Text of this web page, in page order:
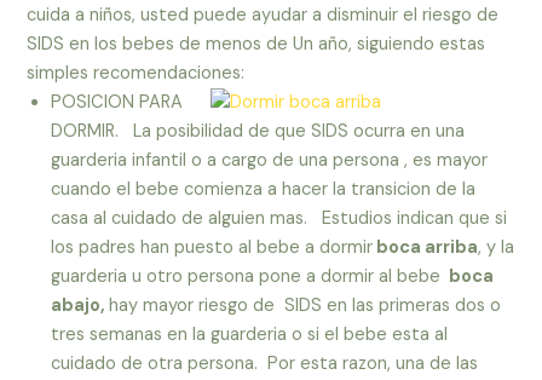
cuida a niños, usted puede ayudar a disminuir el riesgo de
SIDS en los bebes de menos de Un año, siguiendo estas
simples recomendaciones:
POSICION PARA
DORMIR. La posibilidad de que SIDS ocurra en una
guarderia infantil o a cargo de una persona , es mayor
cuando el bebe comienza a hacer la transicion de la
casa al cuidado de alguien mas. Estudios indican que si
los padres han puesto al bebe a dormir boca arriba, y la
guarderia u otro persona pone a dormir al bebe boca
abajo,hay mayor riesgo de SIDS en las primeras dos o
tres semanas en la guarderia o si el bebe esta al
cuidado de otra persona. Por esta razon, una de las